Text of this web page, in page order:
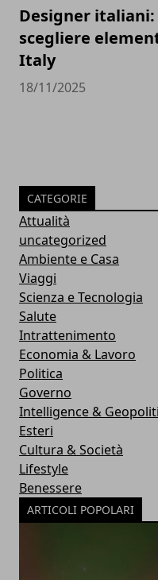
Designer
scegliere
Italy
18/11/2025
CATEGORIE
Attualità
uncategorized
Ambiente e Casa
Viaggi
Scienza e Tecnologia
Salute
Intrattenimento
Economia & Lavoro
Politica
Governo
Intelligence &
Esteri
Cultura & Società
Lifestyle
Benessere
ARTICOLI POPOLARI